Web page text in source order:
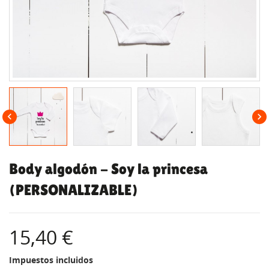
 
Body algodón - Soy la princesa
(PERSONALIZABLE)
15,40 €
Impuestos incluidos